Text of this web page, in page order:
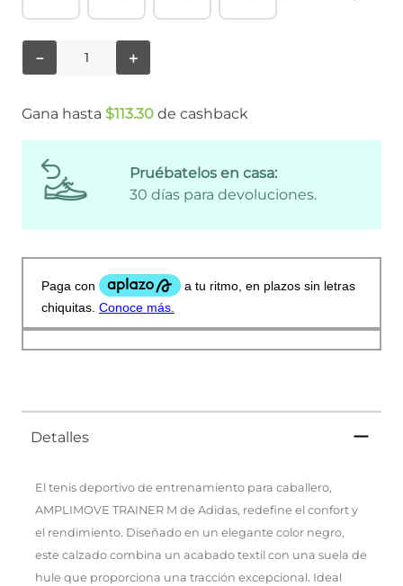
＋
－
Gana hasta $113.30 de cashback
Pruébatelos en casa:
30 días para devoluciones.
Detalles
El tenis deportivo de entrenamiento para caballero,
AMPLIMOVE TRAINER M de Adidas, redefine el confort y
el rendimiento. Diseñado en un elegante color negro,
este calzado combina un acabado textil con una suela de
hule que proporciona una tracción excepcional. Ideal